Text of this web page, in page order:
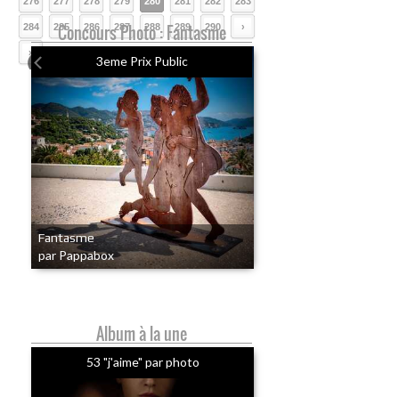
284 285 286 287 288 289 290 ›
»
Concours Photo : Fantasme
3eme Prix Public
Fantasme
par Pappabox
Album à la une
53 "j'aime" par photo